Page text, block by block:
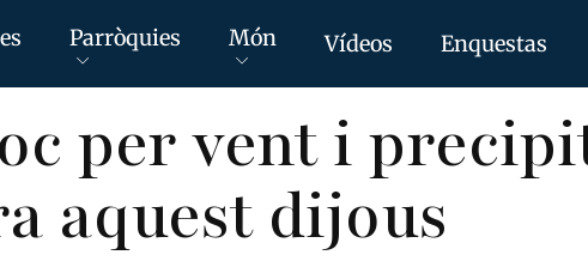
Parròquies Món Vídeos Enquestas
per vent i
aquest dijous